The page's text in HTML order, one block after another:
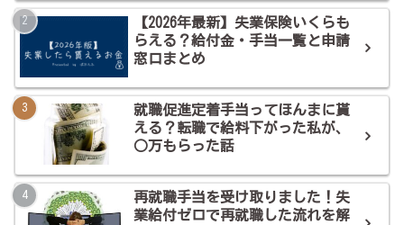
【2026年最新】失業保険いくらも
らえる？給付金・手当一覧と申請
窓口まとめ
就職促進定着手当ってほんまに貰
える？転職で給料下がった私が、
○万もらった話
再就職手当を受け取りました！失
業給付ゼロで再就職した流れを解